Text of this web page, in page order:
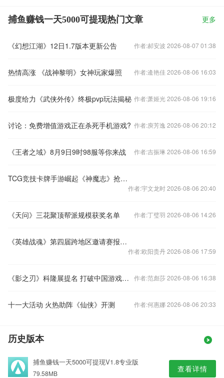
捕鱼赚钱一天5000可提现热门文章 更多
《幻想江湖》12日1.7版本更新公告 作者:郝安波 2026-08-07 01:38
热情高涨 《战神黎明》女神玩家爆照 作者:逄艳佳 2026-08-06 16:03
极度给力《武侠外传》终极pvp玩法揭秘 作者:萧姬光 2026-08-06 19:16
讨论：免费增值游戏正在杀死手机游戏? 作者:庾芳逸 2026-08-06 20:12
《王者之域》8月9日9时98服等你来战 作者:吉振琳 2026-08-06 16:59
TCG竞技卡牌手游崛起《神魔志》抢滩暑期档
作者:宇文龙时 2026-08-06 20:40
《天问》三花聚顶帮派规模获奖名单 作者:丁璧羽 2026-08-06 14:26
《英雄战魂》第四届跨地区邀请赛报名开启
作者:欧阳贵丹 2026-08-06 17:59
《影之刃》科隆展提名 打破中国游戏沉寂 作者:范彪莎 2026-08-06 16:38
十一大活动 火热助阵《仙侠》开测 作者:何惠娜 2026-08-06 20:33
历史版本
捕鱼赚钱一天5000可提现V1.8专业版
79.58MB 查看详情